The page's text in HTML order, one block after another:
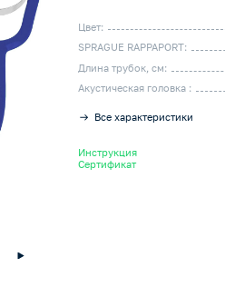
Цвет:
SPRAGUE RAPPAPORT:
Длина трубок, см:
Акустическая головка :
Все характеристики
Инструкция
Сертификат